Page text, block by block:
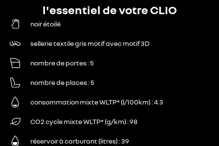
l'essentiel de votre CLIO
noir étoilé
sellerie textile gris motif avec motif 3D
nombre de portes 5
nombre de places 5
consommation mixte WLTP* (l/100km) 4.3
CO2 cycle mixte WLTP* (g/km) 98
réservoir à carburant (litres) 39